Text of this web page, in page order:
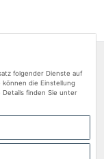
folgender Dienste auf
können die Einstellung
finden Sie unter